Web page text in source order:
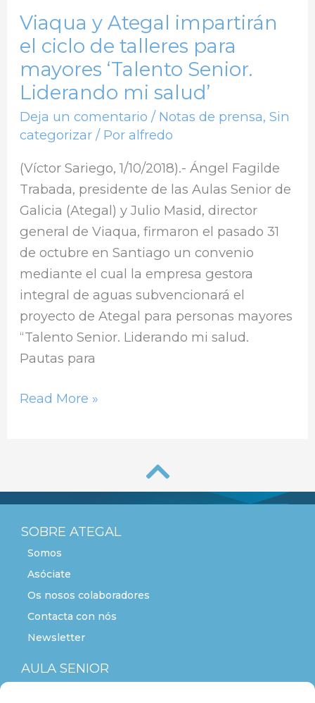
Viaqua y Ategal impartirán
el ciclo de talleres para
mayores ‘Talento Senior.
Liderando mi salud’
Deja un comentario / Notas de prensa,Sin
categorizar / Poralfredo
(Víctor Sariego, 1/10/2018).- Ángel Fagilde
Trabada, presidente de las Aulas Senior de
Galicia (Ategal) y Julio Masid, director
general de Viaqua, firmaron el pasado 31
de octubre en Santiago un convenio
mediante el cual la empresa gestora
integral de aguas subvencionará el
proyecto de Ategal para personas mayores
“Talento Senior. Liderando mi salud.
Pautas para
‘Talento
Senior.
Liderando
mi
salud’
Read More »
SOBRE ATEGAL
Somos
Asóciate
Os nosos colaboradores
Contacta con nós
Newsletter
AULA SENIOR